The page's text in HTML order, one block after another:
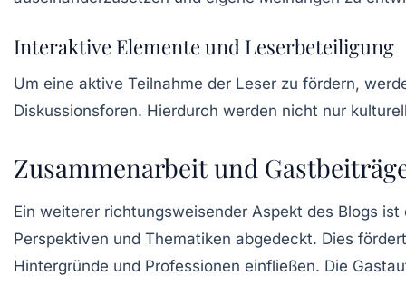
Interaktive Elemente und Leserbeteiligung
Um eine aktive Teilnahme der Leser zu fördern,
Diskussionsforen. Hierdurch werden nicht nur
Zusammenarbeit und
Ein weiterer richtungsweisender Aspekt des Blogs
Perspektiven und Thematiken abgedeckt. Dies
Hintergründe und Professionen einfließen. Die